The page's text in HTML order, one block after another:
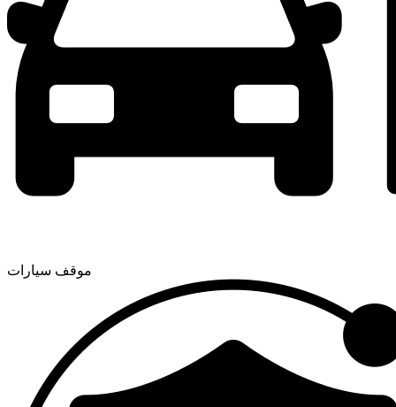
موقف سيارات